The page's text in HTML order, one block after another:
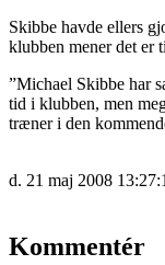
Skibbe havde ellers
klubben mener det er
”Michael Skibbe har
tid i klubben, men
træner i den
d. 21 maj 2008
Kommentér